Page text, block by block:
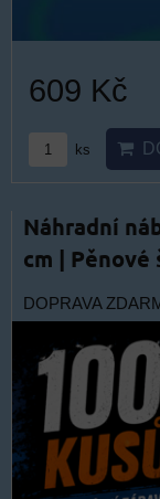
609 Kč
ks
Náhradní
cm | Pěnové
DOPRAVA